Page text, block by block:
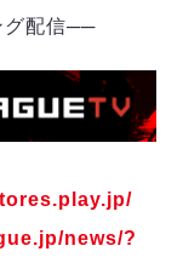
グ配信──
news/?